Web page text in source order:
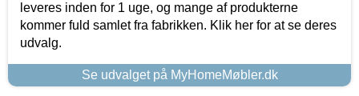
leveres inden for 1 uge, og mange af produkterne
kommer fuld samlet fra fabrikken. Klik her for at se deres
udvalg.
Se udvalget på MyHomeMøbler.dk